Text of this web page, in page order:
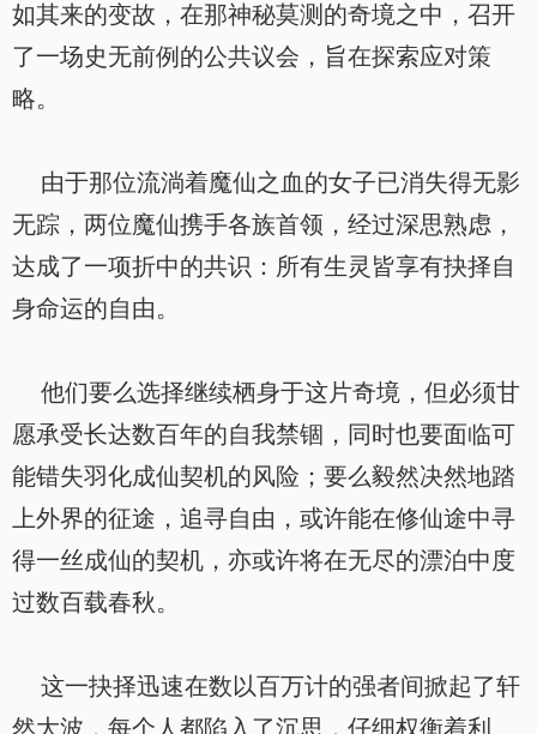
如其来的变故，在那神秘莫测的奇境之中，召开
了一场史无前例的公共议会，旨在探索应对策
略。
由于那位流淌着魔仙之血的女子已消失得无影
无踪，两位魔仙携手各族首领，经过深思熟虑，
达成了一项折中的共识：所有生灵皆享有抉择自
身命运的自由。
他们要么选择继续栖身于这片奇境，但必须甘
愿承受长达数百年的自我禁锢，同时也要面临可
能错失羽化成仙契机的风险；要么毅然决然地踏
上外界的征途，追寻自由，或许能在修仙途中寻
得一丝成仙的契机，亦或许将在无尽的漂泊中度
过数百载春秋。
这一抉择迅速在数以百万计的强者间掀起了轩
然大波，每个人都陷入了沉思，仔细权衡着利